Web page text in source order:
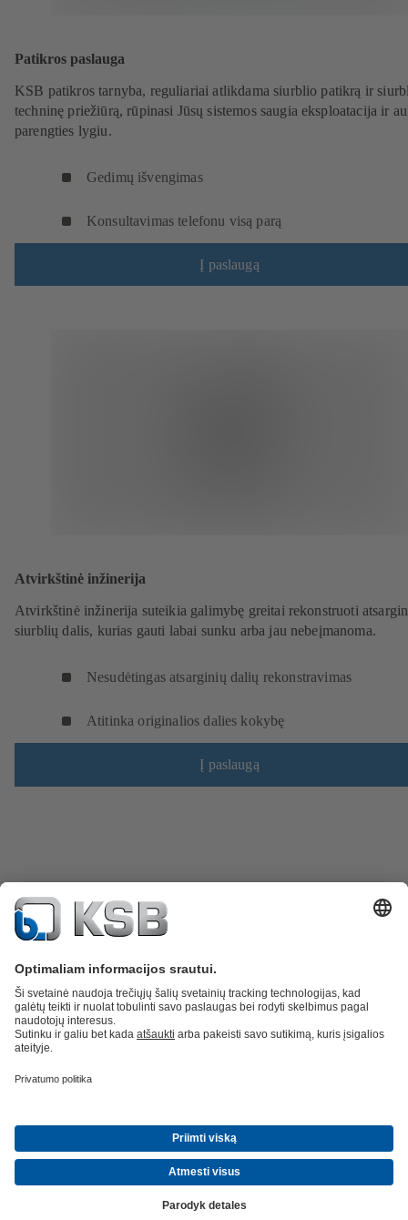
Patikros paslauga
KSB patikros tarnyba, reguliariai atlikdama siurblio patikrą ir
techninę priežiūrą, rūpinasi Jūsų sistemos saugia eksploatacija ir
parengties lygiu.
Gedimų išvengimas
Konsultavimas telefonu visą parą
Į paslaugą
Atvirkštinė inžinerija
Atvirkštinė inžinerija suteikia galimybę greitai rekonstruoti
siurblių dalis, kurias gauti labai sunku arba jau nebeįmanoma.
Nesudėtingas atsarginių dalių rekonstravimas
Atitinka originalios dalies kokybę
Į paslaugą
Atsarginės dalys
BendrovėNaujienos ir įvykiaiŽiniasklaidaKarjeraSocialiniai tinklai
Atsakomybės apribojimas